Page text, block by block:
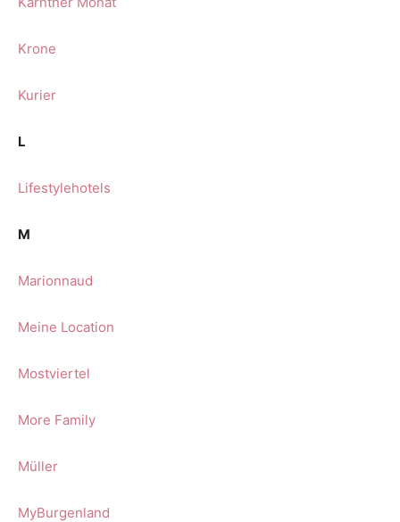
Krone
Kurier
L
Lifestylehotels
M
Marionnaud
Meine Location
Mostviertel
More Family
Müller
MyBurgenland